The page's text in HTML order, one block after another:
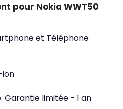
pour Nokia WWT50
et Téléphone
ion
Garantie limitée - 1 an